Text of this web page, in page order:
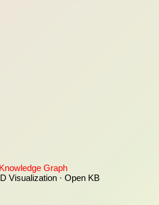
Graph
Visualization · Open KB